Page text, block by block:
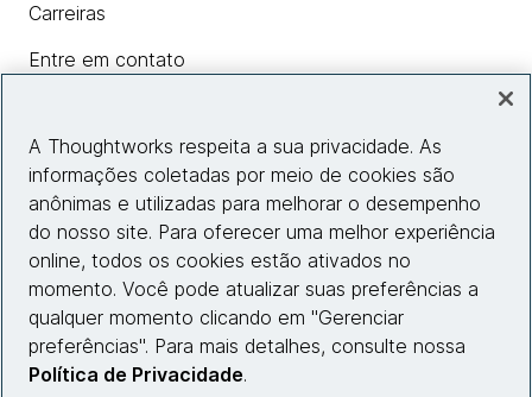
Carreiras
Entre em contato
Insights
Informações do site
Entre em contato
A Thoughtworks respeita a sua privacidade. As
informações coletadas por meio de cookies são
anônimas e utilizadas para melhorar o desempenho
do nosso site. Para oferecer uma melhor experiência
online, todos os cookies estão ativados no
momento. Você pode atualizar suas preferências a
qualquer momento clicando em "Gerenciar
preferências". Para mais detalhes, consulte nossa
Política de Privacidade.